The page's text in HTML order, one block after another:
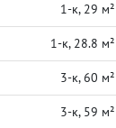
1-к, 29 м²
1-к, 28.8 м²
3-к, 60 м²
3-к, 59 м²